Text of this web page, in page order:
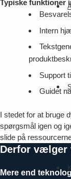
Typiske funktioner
Intern
Support
Guidet
I stedet for at bruge
spørgsmål igen og
slide på
Derfor vælger
Mere end